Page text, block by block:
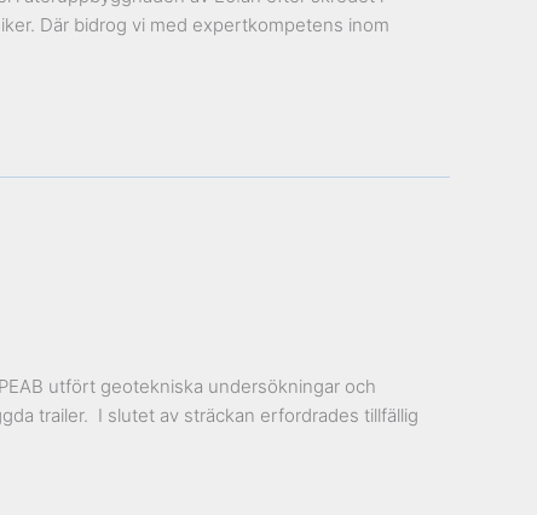
Där bidrog vi med expertkompetens inom
utfört geotekniska undersökningar och
trailer. I slutet av sträckan erfordrades tillfällig